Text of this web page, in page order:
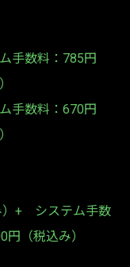
手数料：785円
手数料：670円
）+ システム手数
（税込み）